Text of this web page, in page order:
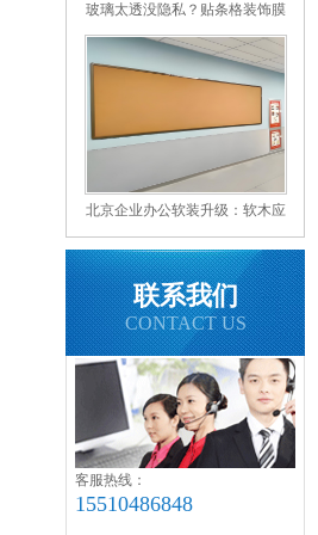
玻璃太透没隐私？贴条格装饰膜
完美解决
北京企业办公软装升级：软木应
用与核心优势
联系我们
CONTACT US
客服热线：
15510486848